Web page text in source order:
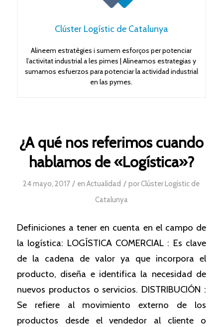
Clúster Logístic de Catalunya
Alineem estratègies i sumem esforços per potenciar
l’activitat industrial a les pimes | Alineamos estrategias y
sumamos esfuerzos para potenciar la actividad industrial
en las pymes.
¿A qué nos referimos cuando
hablamos de «Logística»?
24 mayo, 2017 / enActualidad / porClúster Logístic de
Catalunya
Definiciones a tener en cuenta en el campo de
la logística: LOGÍSTICA COMERCIAL : Es clave
de la cadena de valor ya que incorpora el
producto, diseña e identifica la necesidad de
nuevos productos o servicios. DISTRIBUCIÓN :
Se refiere al movimiento externo de los
productos desde el vendedor al cliente o